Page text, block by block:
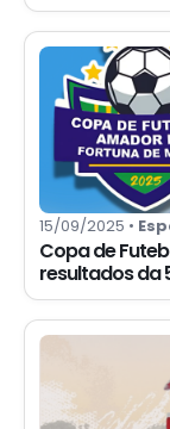
15/09/2025 •
Copa de
resultados da